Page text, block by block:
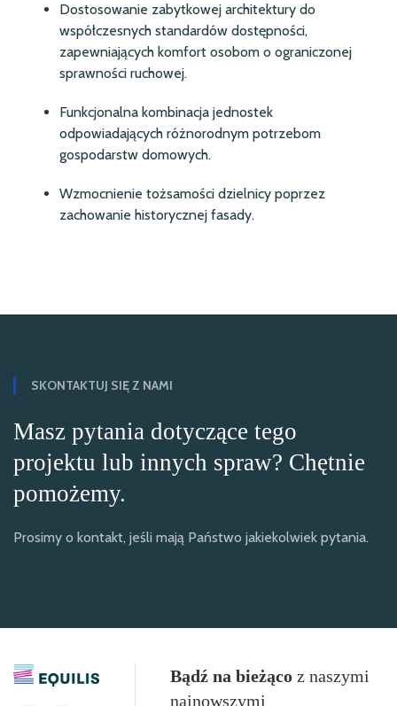
Dostosowanie zabytkowej architektury do
współczesnych standardów dostępności,
zapewniających komfort osobom o ograniczonej
sprawności ruchowej.
Funkcjonalna kombinacja jednostek
odpowiadających różnorodnym potrzebom
gospodarstw domowych.
Wzmocnienie tożsamości dzielnicy poprzez
zachowanie historycznej fasady.
SKONTAKTUJ SIĘ Z NAMI
Masz pytania dotyczące tego
projektu lub innych spraw? Chętnie
pomożemy.
Prosimy o kontakt, jeśli mają Państwo jakiekolwiek pytania.
Bądź na bieżąco z naszymi
najnowszymi